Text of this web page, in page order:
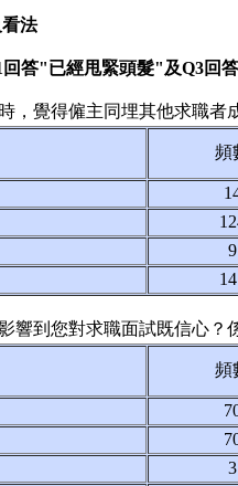
法
答"已經甩緊頭髮"及Q3回
，覺得僱主同埋其他求職者
頻
響到您對求職面試既信心？
頻